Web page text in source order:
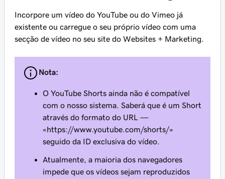
Incorpore um vídeo do YouTube ou do Vimeo já
existente ou carregue o seu próprio vídeo com uma
secção de vídeo no seu site do Websites + Marketing.
Nota:
O YouTube Shorts ainda não é compatível
com o nosso sistema. Saberá que é um Short
através do formato do URL —
«https://www.youtube.com/shorts/»
seguido da ID exclusiva do vídeo.
Atualmente, a maioria dos navegadores
impede que os vídeos sejam reproduzidos